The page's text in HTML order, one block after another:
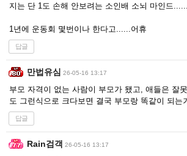
지는 단 1도 손해 안보려는 소인배 소뇌 마인드......
1년에 운동회 몇번이나 한다고......어휴
답글
만법유심 26-05-16 13:17
부모 자격이 없는 사람이 부모가 됐고, 애들은 잘
도 그런식으로 크다보면 결국 부모랑 똑같이 되는
답글
Rain검객 26-05-16 13:17